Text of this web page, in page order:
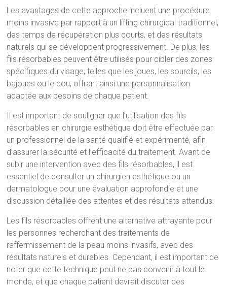
Les avantages de cette approche incluent une procédure
moins invasive par rapport à un lifting chirurgical traditionnel,
des temps de récupération plus courts, et des résultats
naturels qui se développent progressivement. De plus, les
fils résorbables peuvent être utilisés pour cibler des zones
spécifiques du visage, telles que les joues, les sourcils, les
bajoues ou le cou, offrant ainsi une personnalisation
adaptée aux besoins de chaque patient.
Il est important de souligner que l’utilisation des fils
résorbables en chirurgie esthétique doit être effectuée par
un professionnel de la santé qualifié et expérimenté, afin
d’assurer la sécurité et l’efficacité du traitement. Avant de
subir une intervention avec des fils résorbables, il est
essentiel de consulter un chirurgien esthétique ou un
dermatologue pour une évaluation approfondie et une
discussion détaillée des attentes et des résultats attendus.
Les fils résorbables offrent une alternative attrayante pour
les personnes recherchant des traitements de
raffermissement de la peau moins invasifs, avec des
résultats naturels et durables. Cependant, il est important de
noter que cette technique peut ne pas convenir à tout le
monde, et que chaque patient devrait discuter des